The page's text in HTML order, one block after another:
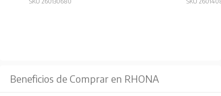
Beneficios de Comprar en RHONA